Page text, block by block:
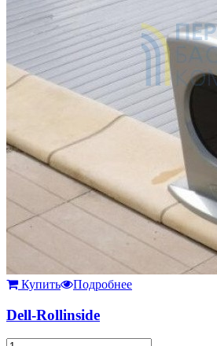
Купить Подробнее
Dell-Rollinside